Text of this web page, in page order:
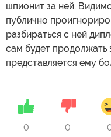
шпионит за ней.
публично
разбираться с ней
сам будет продолжать
представляется ему
0 0